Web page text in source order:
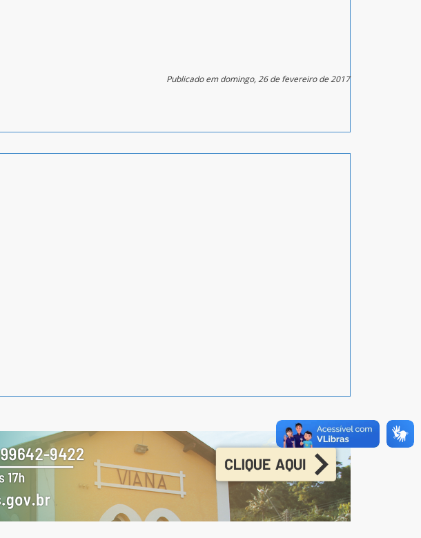
Publicado em domingo, 26 de fevereiro de 2017